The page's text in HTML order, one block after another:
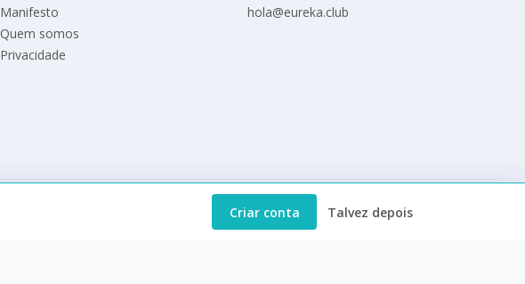
Manifesto
Quem somos
Privacidade
hola@eureka.club
Criar conta Talvez depois